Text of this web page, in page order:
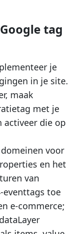
tag
je
in je site.
maak
met je
activeer die op
voor
en het
van
eventtags toe
e-commerce;